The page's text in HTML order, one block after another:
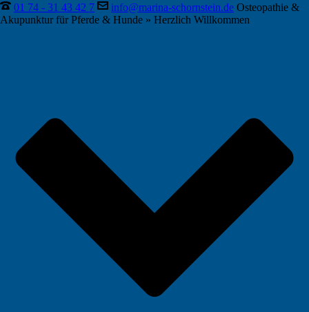
01 74 - 31 43 42 7 info@marina-schornstein.de Osteopathie &
Akupunktur für Pferde & Hunde » Herzlich Willkommen